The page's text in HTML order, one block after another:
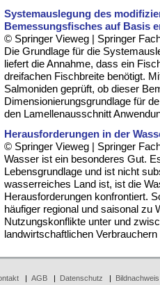
Systemauslegung des
Bemessungsfisches auf Basis
© Springer Vieweg | Springer
Die Grundlage für die
liefert die Annahme, dass ein
dreifachen Fischbreite benötigt.
Salmoniden geprüft, ob dieser
Dimensionierungsgrundlage für
den Lamellenausschnitt
Herausforderungen in der
© Springer Vieweg | Springer
Wasser ist ein besonderes Gut.
Lebensgrundlage und ist nicht
wasserreiches Land ist, ist die
Herausforderungen konfrontiert.
häufiger regional und saisonal zu
Nutzungskonflikte unter und
landwirtschaftlichen Verbrauchern
| AGB| Datenschutz Bildnachweis